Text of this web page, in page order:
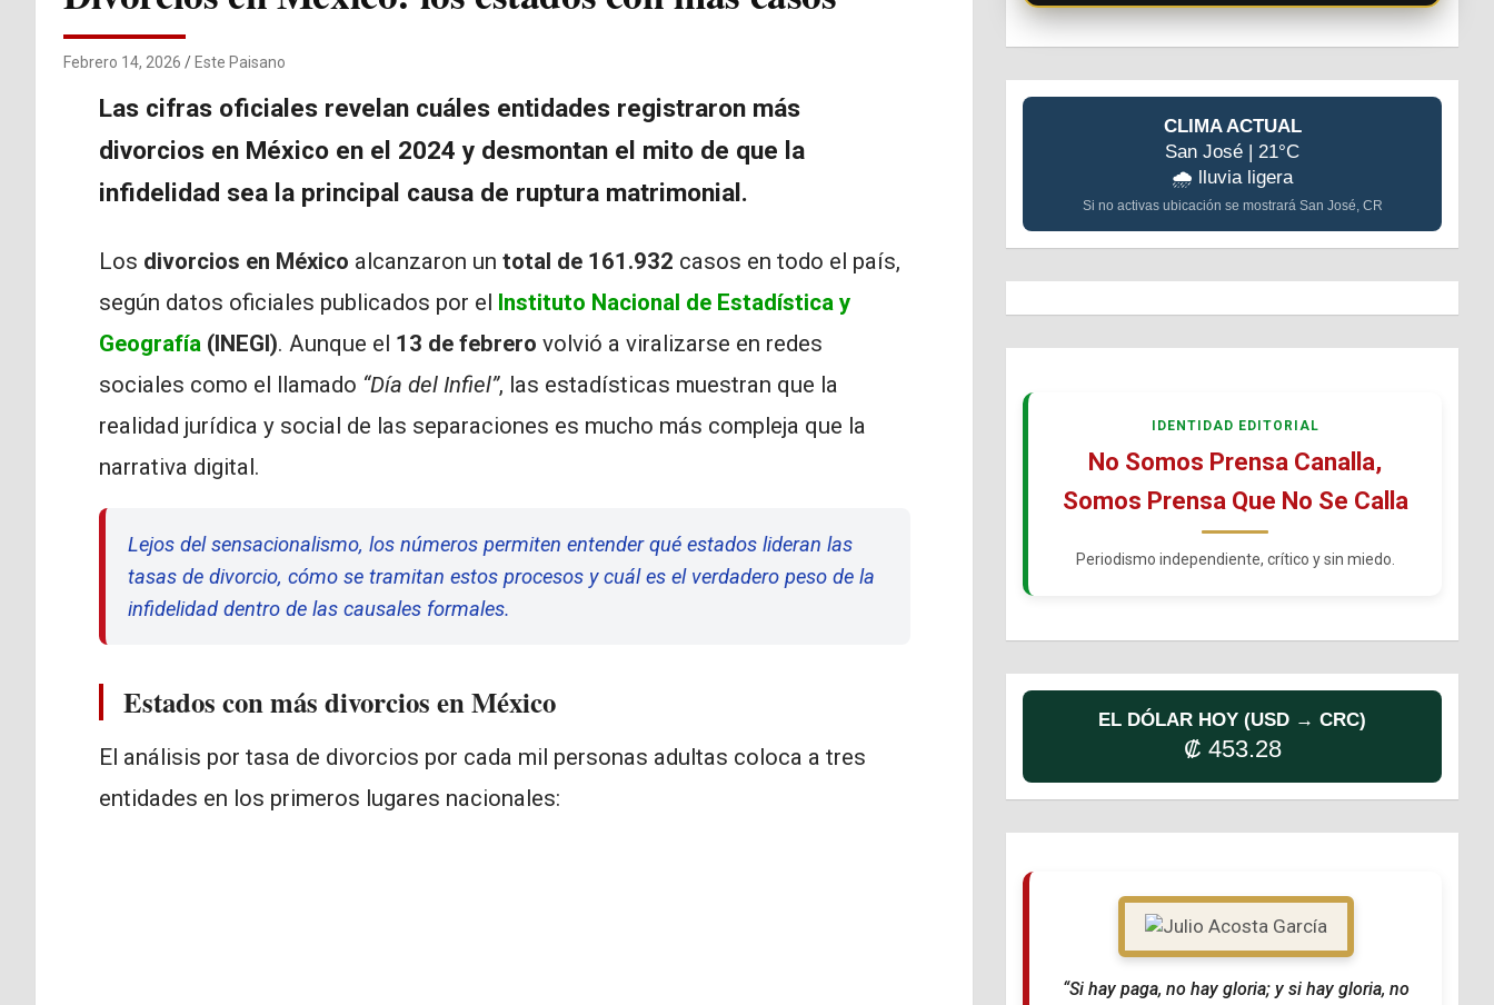
Febrero 14, 2026 Este Paisano
Las cifras oficiales revelan cuáles entidades registraron más
divorcios en México en el 2024 y desmontan el mito de que la
infidelidad sea la principal causa de ruptura matrimonial.
Los divorcios en México alcanzaron un total de 161.932 casos en todo el país,
según datos oficiales publicados por el Instituto Nacional de Estadística y
Geografía(INEGI). Aunque el 13 de febrero volvió a viralizarse en redes
sociales como el llamado “Día del Infiel”, las estadísticas muestran que la
realidad jurídica y social de las separaciones es mucho más compleja que la
narrativa digital.
Lejos del sensacionalismo, los números permiten entender qué estados lideran las
tasas de divorcio, cómo se tramitan estos procesos y cuál es el verdadero peso de la
infidelidad dentro de las causales formales.
Estados con más divorcios en México
El análisis por tasa de divorcios por cada mil personas adultas coloca a tres
entidades en los primeros lugares nacionales:
CLIMA ACTUAL
San José | 21°C
🌧️ lluvia ligera
Si no activas ubicación se mostrará San José, CR
IDENTIDAD EDITORIAL
No Somos Prensa Canalla,
Somos Prensa Que No Se Calla
Periodismo independiente, crítico y sin miedo.
EL DÓLAR HOY (USD → CRC)
₡ 453.28
“Si hay paga, no hay gloria; y si hay gloria, no